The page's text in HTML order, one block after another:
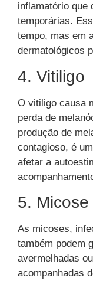
inflamatório que
temporárias.
tempo, mas em
dermatológicos
4. Vitiligo
O vitiligo causa
perda de
produção de
contagioso, é
afetar a
5.
As micoses,
também podem
avermelhadas
acompanhadas